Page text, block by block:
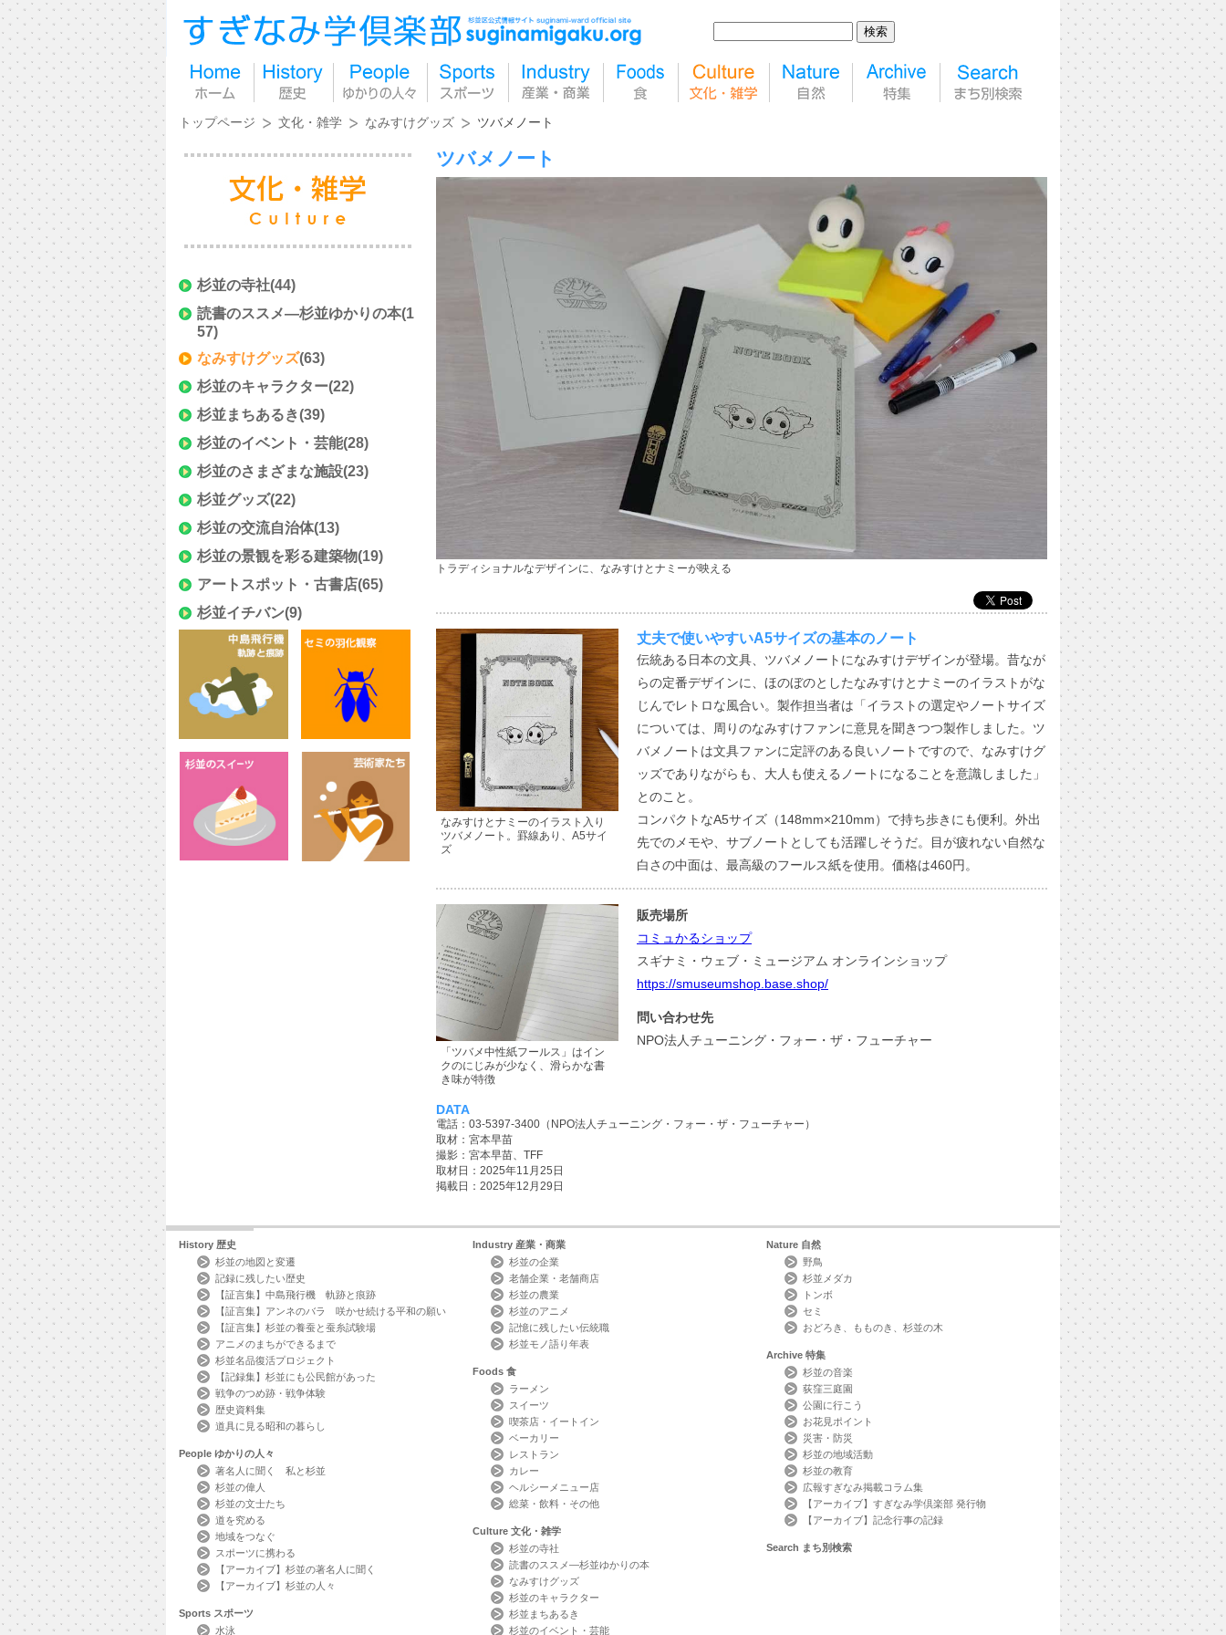
トップページ 文化・雑学 なみすけグッズ ツバメノート
杉並の寺社(44)
読書のススメ―杉並ゆかりの本(1
57)
なみすけグッズ(63)
杉並のキャラクター(22)
杉並まちあるき(39)
杉並のイベント・芸能(28)
杉並のさまざまな施設(23)
杉並グッズ(22)
杉並の交流自治体(13)
杉並の景観を彩る建築物(19)
アートスポット・古書店(65)
杉並イチバン(9)
ツバメノート
トラディショナルなデザインに、なみすけとナミーが映える
丈夫で使いやすいA5サイズの基本のノート
伝統ある日本の文具、ツバメノートになみすけデザインが登場。昔なが
らの定番デザインに、ほのぼのとしたなみすけとナミーのイラストがな
じんでレトロな風合い。製作担当者は「イラストの選定やノートサイズ
については、周りのなみすけファンに意見を聞きつつ製作しました。ツ
バメノートは文具ファンに定評のある良いノートですので、なみすけグ
ッズでありながらも、大人も使えるノートになることを意識しました」
とのこと。
コンパクトなA5サイズ（148mm×210mm）で持ち歩きにも便利。外出
先でのメモや、サブノートとしても活躍しそうだ。目が疲れない自然な
白さの中面は、最高級のフールス紙を使用。価格は460円。
なみすけとナミーのイラスト入り
ツバメノート。罫線あり、A5サイ
ズ
販売場所
コミュかるショップ
スギナミ・ウェブ・ミュージアム オンラインショップ
https://smuseumshop.base.shop/
問い合わせ先
NPO法人チューニング・フォー・ザ・フューチャー
「ツバメ中性紙フールス」はイン
クのにじみが少なく、滑らかな書
き味が特徴
DATA
電話：03-5397-3400（NPO法人チューニング・フォー・ザ・フューチャー）
取材：宮本早苗
撮影：宮本早苗、TFF
取材日：2025年11月25日
掲載日：2025年12月29日
History 歴史
杉並の地図と変遷
記録に残したい歴史
【証言集】中島飛行機 軌跡と痕跡
【証言集】アンネのバラ 咲かせ続ける平和の願い
【証言集】杉並の養蚕と蚕糸試験場
アニメのまちができるまで
杉並名品復活プロジェクト
【記録集】杉並にも公民館があった
戦争のつめ跡・戦争体験
歴史資料集
道具に見る昭和の暮らし
People ゆかりの人々
著名人に聞く 私と杉並
杉並の偉人
杉並の文士たち
道を究める
地域をつなぐ
スポーツに携わる
【アーカイブ】杉並の著名人に聞く
【アーカイブ】杉並の人々
Sports スポーツ
水泳
Industry 産業・商業
杉並の企業
老舗企業・老舗商店
杉並の農業
杉並のアニメ
記憶に残したい伝統職
杉並モノ語り年表
Foods 食
ラーメン
スイーツ
喫茶店・イートイン
ベーカリー
レストラン
カレー
ヘルシーメニュー店
総菜・飲料・その他
Culture 文化・雑学
杉並の寺社
読書のススメ―杉並ゆかりの本
なみすけグッズ
杉並のキャラクター
杉並まちあるき
杉並のイベント・芸能
Nature 自然
野鳥
杉並メダカ
トンボ
セミ
おどろき、もものき、杉並の木
Archive 特集
杉並の音楽
荻窪三庭園
公園に行こう
お花見ポイント
災害・防災
杉並の地域活動
杉並の教育
広報すぎなみ掲載コラム集
【アーカイブ】すぎなみ学倶楽部 発行物
【アーカイブ】記念行事の記録
Search まち別検索